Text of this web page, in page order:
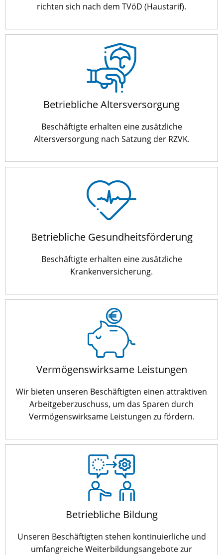
richten sich nach dem TVöD (Haustarif).
Betriebliche Altersversorgung
Beschäftigte erhalten eine zusätzliche
Altersversorgung nach Satzung der RZVK.
Betriebliche Gesundheitsförderung
Beschäftigte erhalten eine zusätzliche
Krankenversicherung.
Vermögenswirksame Leistungen
Wir bieten unseren Beschäftigten einen attraktiven
Arbeitgeberzuschuss, um das Sparen durch
Vermögenswirksame Leistungen zu fördern.
Betriebliche Bildung
Unseren Beschäftigten stehen kontinuierliche und
umfangreiche Weiterbildungsangebote zur